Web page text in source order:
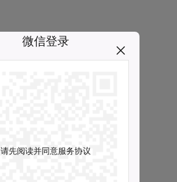
微信登录
请先阅读并同意服务协议